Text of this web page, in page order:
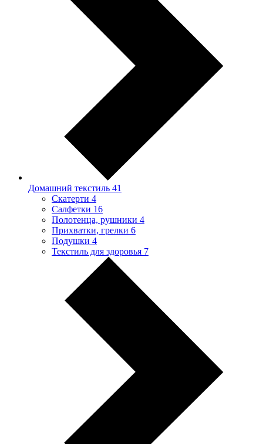
Домашний текстиль 41
Скатерти 4
Салфетки 16
Полотенца, рушники 4
Прихватки, грелки 6
Подушки 4
Текстиль для здоровья 7